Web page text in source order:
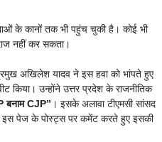
के कानों तक भी पहुंच चुकी है। कोई भी
नहीं कर सकता।
प्रमुख अखिलेश यादव ने इस हवा को भांपते हुए
किया। उन्होंने उत्तर प्रदेश के राजनीतिक
बनाम CJP” । इसके अलावा टीएमसी सांसद
इस पेज के पोस्ट्स पर कमेंट करते हुए इसकी